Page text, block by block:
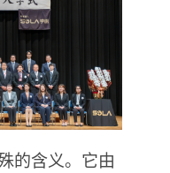
的含义。它由